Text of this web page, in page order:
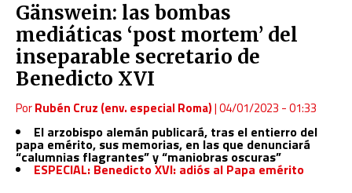
Gänswein: las bombas
mediáticas ‘post mortem’ del
inseparable secretario de
Benedicto XVI
PorRubén Cruz (env. especial Roma)|04/01/2023 - 01:33
El arzobispo alemán publicará, tras el entierro del
papa emérito, sus memorias, en las que denunciará
“calumnias flagrantes” y “maniobras oscuras”
ESPECIAL: Benedicto XVI: adiós al Papa emérito